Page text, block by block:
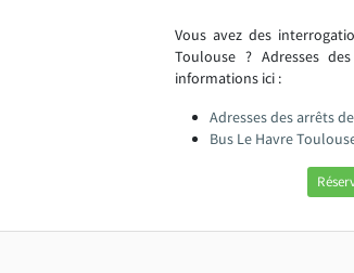
Vous avez des
Toulouse ? Adresses
informations ici :
Adresses des arrêts
Bus Le Havre